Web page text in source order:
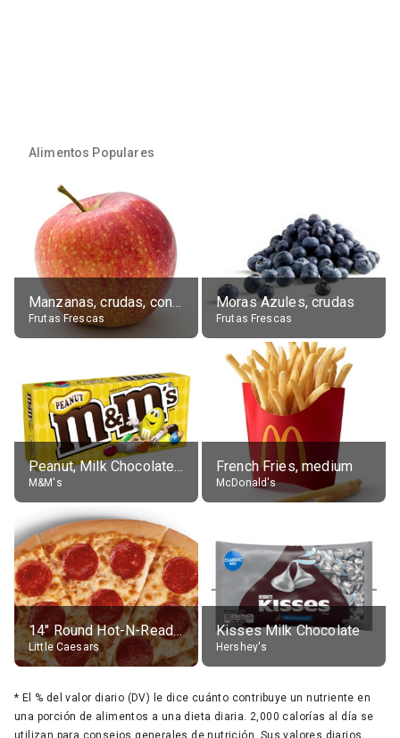
Alimentos Populares
Manzanas, crudas, con piel
Frutas Frescas
Moras Azules, crudas
Frutas Frescas
Peanut, Milk Chocolate Candies
M&M's
French Fries, medium
McDonald's
14" Round Hot-N-Ready Pepperoni Pizza
Little Caesars
Kisses Milk Chocolate
Hershey's
* El % del valor diario (DV) le dice cuánto contribuye un nutriente en
una porción de alimentos a una dieta diaria. 2,000 calorías al día se
utilizan para consejos generales de nutrición. Sus valores diarios